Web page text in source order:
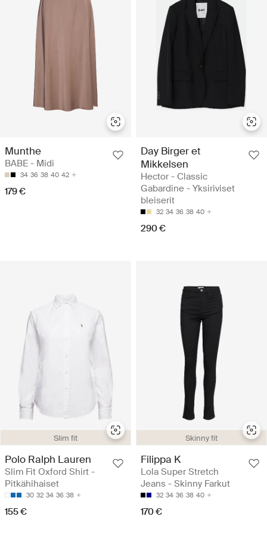
Munthe
BABE - Midi
34 36 38 40 42
179 €
Day Birger et
Mikkelsen
Hector - Classic
Gabardine - Yksiriviset
bleiserit
32 34 36 38 40
290 €
Slim fit
Polo Ralph Lauren
Slim Fit Oxford Shirt -
Pitkähihaiset
30 32 34 36 38
155 €
Skinny fit
Filippa K
Lola Super Stretch
Jeans - Skinny Farkut
32 34 36 38 40
170 €